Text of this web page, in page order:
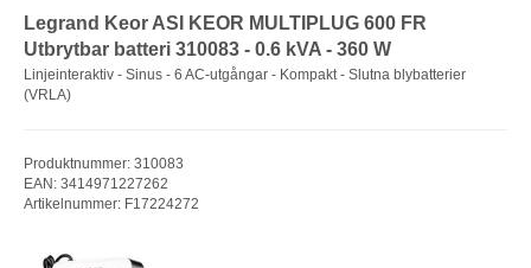
Legrand Keor ASI KEOR MULTIPLUG 600 FR
Utbrytbar batteri 310083 - 0.6 kVA - 360 W
Linjeinteraktiv - Sinus - 6 AC-utgångar - Kompakt - Slutna blybatterier
(VRLA)
Produktnummer: 310083
EAN: 3414971227262
Artikelnummer: F17224272